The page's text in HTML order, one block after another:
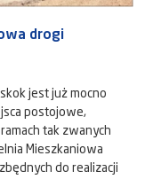
drogi
jest już mocno
postojowe,
tak zwanych
Mieszkaniowa
do realizacji